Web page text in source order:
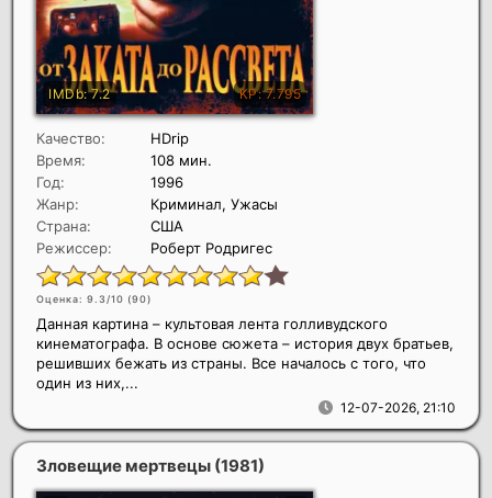
Качество:
HDrip
Время:
108 мин.
Год:
1996
Жанр:
Криминал, Ужасы
Страна:
США
Режиссер:
Роберт Родригес
Оценка: 9.3/10 (90)
12-07-2026, 21:10
Данная картина – культовая лента голливудского
кинематографа. В основе сюжета – история двух братьев,
решивших бежать из страны. Все началось с того, что
один из них,...
Зловещие мертвецы (1981)